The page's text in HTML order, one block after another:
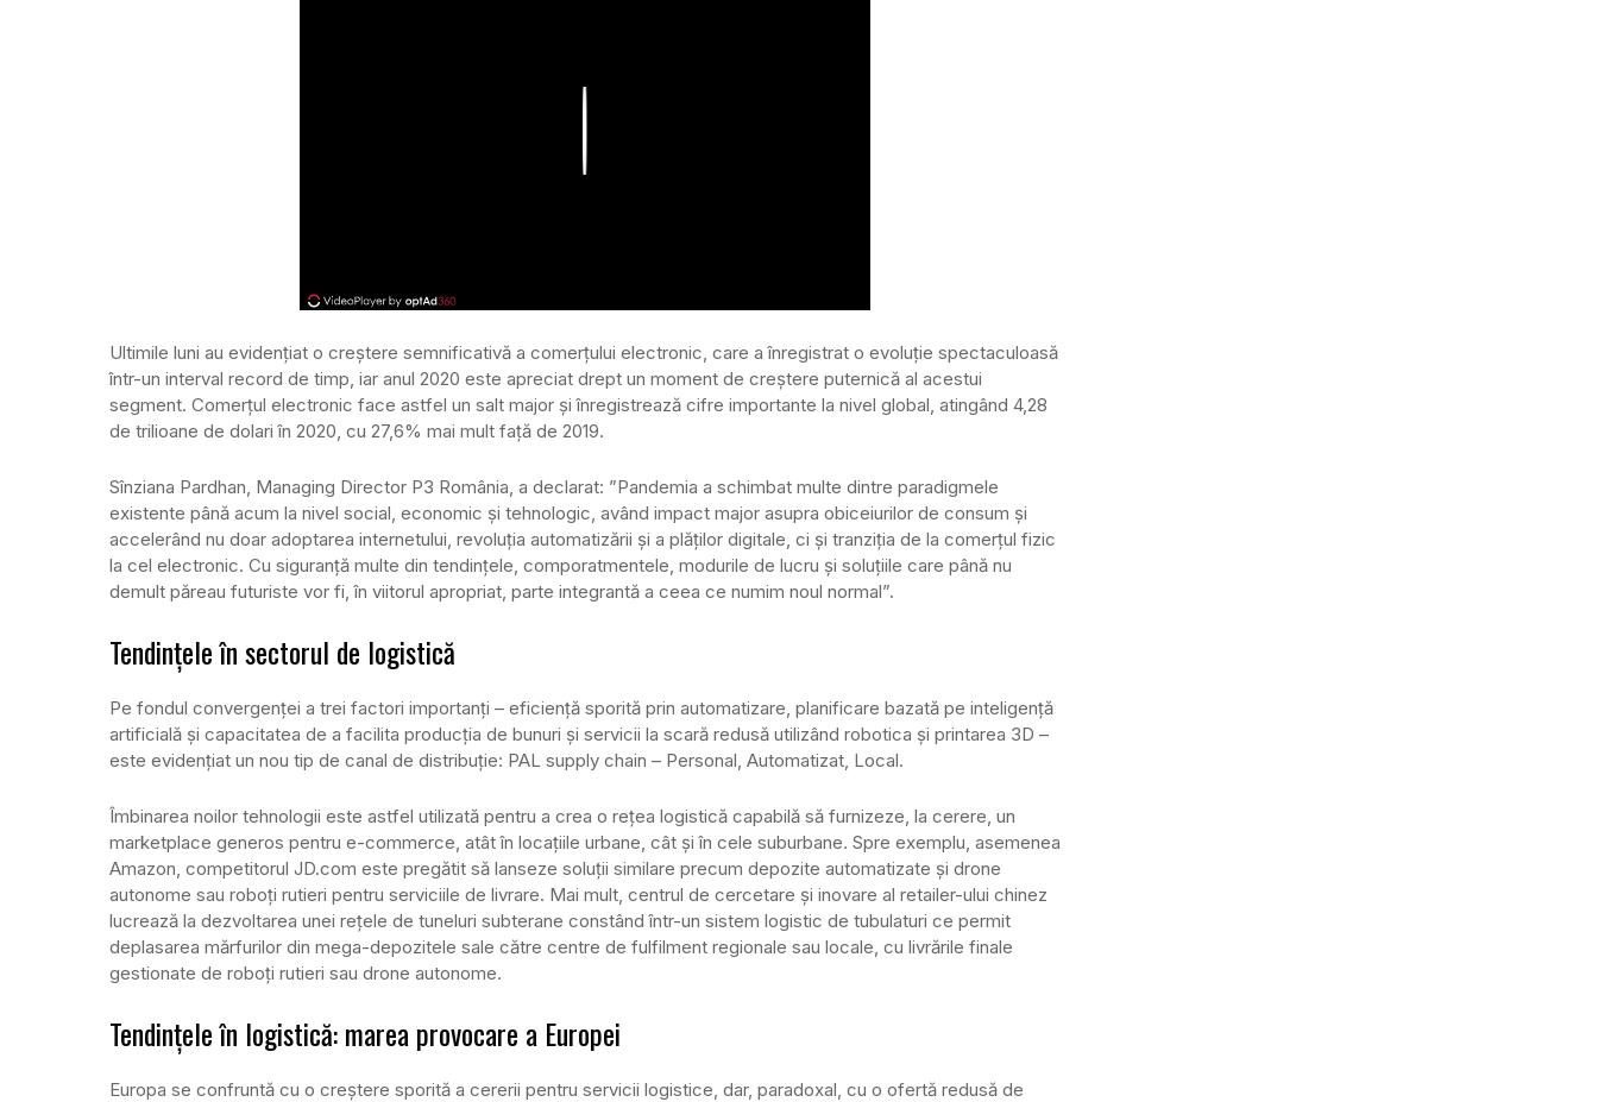
Ultimile luni au evidențiat o creștere semnificativă a comerțului electronic, care a înregistrat o evoluție spectaculoasă
într-un interval record de timp, iar anul 2020 este apreciat drept un moment de creștere puternică al acestui
segment. Comerțul electronic face astfel un salt major și înregistrează cifre importante la nivel global, atingând 4,28
de trilioane de dolari în 2020, cu 27,6% mai mult față de 2019.
Sînziana Pardhan, Managing Director P3 România, a declarat: ”Pandemia a schimbat multe dintre paradigmele
existente până acum la nivel social, economic și tehnologic, având impact major asupra obiceiurilor de consum și
accelerând nu doar adoptarea internetului, revoluția automatizării și a plăților digitale, ci și tranziția de la comerțul fizic
la cel electronic. Cu siguranță multe din tendințele, comporatmentele, modurile de lucru și soluțiile care până nu
demult păreau futuriste vor fi, în viitorul apropriat, parte integrantă a ceea ce numim noul normal”.
Tendințele în sectorul de logistică
Pe fondul convergenței a trei factori importanți – eficiență sporită prin automatizare, planificare bazată pe inteligență
artificială și capacitatea de a facilita producția de bunuri și servicii la scară redusă utilizând robotica și printarea 3D –
este evidențiat un nou tip de canal de distribuție: PAL supply chain – Personal, Automatizat, Local.
Îmbinarea noilor tehnologii este astfel utilizată pentru a crea o rețea logistică capabilă să furnizeze, la cerere, un
marketplace generos pentru e-commerce, atât în locațiile urbane, cât și în cele suburbane. Spre exemplu, asemenea
Amazon, competitorul JD.com este pregătit să lanseze soluții similare precum depozite automatizate și drone
autonome sau roboți rutieri pentru serviciile de livrare. Mai mult, centrul de cercetare și inovare al retailer-ului chinez
lucrează la dezvoltarea unei rețele de tuneluri subterane constând într-un sistem logistic de tubulaturi ce permit
deplasarea mărfurilor din mega-depozitele sale către centre de fulfilment regionale sau locale, cu livrările finale
gestionate de roboți rutieri sau drone autonome.
Tendințele în logistică: marea provocare a Europei
Europa se confruntă cu o creștere sporită a cererii pentru servicii logistice, dar, paradoxal, cu o ofertă redusă de